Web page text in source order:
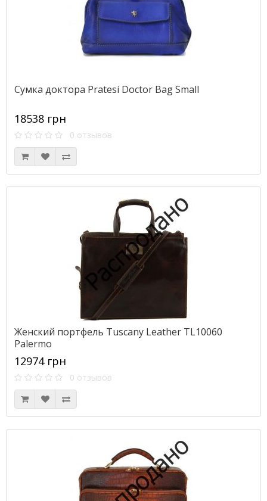
Сумка доктора Pratesi Doctor Bag Small
18538 грн
0 отзывов
Женский портфель Tuscany Leather TL10060
Palermo
12974 грн
0 отзывов